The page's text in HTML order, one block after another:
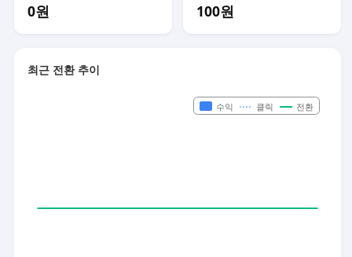
0원 100원
최근 전환 추이